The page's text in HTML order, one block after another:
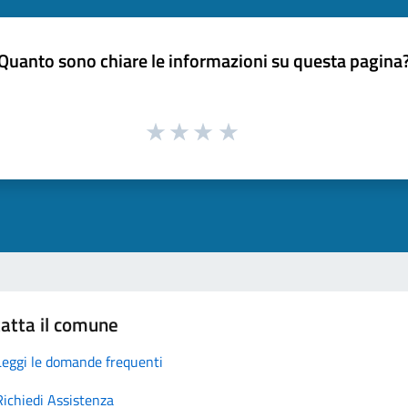
sono chiare le informazioni su questa
il comune
le domande frequenti
Assistenza